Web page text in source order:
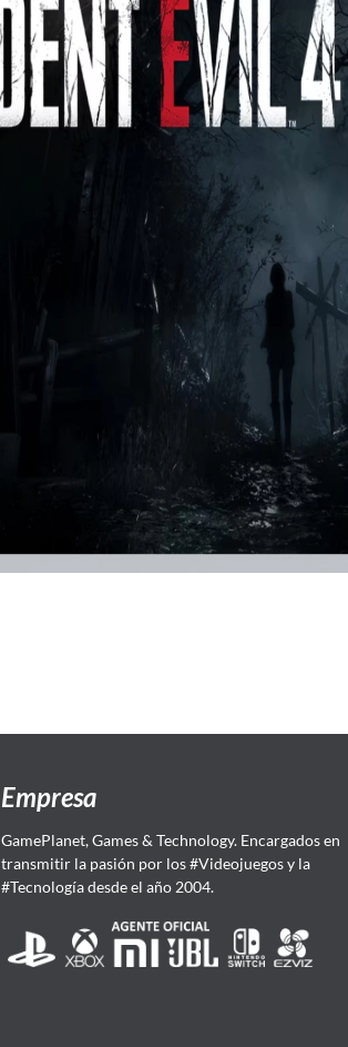
Empresa
GamePlanet, Games & Technology. Encargados en
transmitir la pasión por los #Videojuegos y la
#Tecnología desde el año 2004.